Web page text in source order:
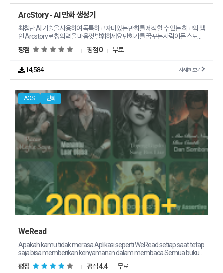
ArcStory - AI 만화 생성기
최첨단 AI 기술을 사용하여 독특하고 재미있는 만화를 제작할 수 있는 최고의 앱
인 Arcstory로 창의력을 마음껏 발휘하세요 만화가를 꿈꾸는 사람이든 스토리
텔러든 아니면 그저 만화를 좋아하는 사람이든 Arcstory는 여러분의 아이디어
를 현실로 구현하는 데 완벽한 도구입니다 그림 실력이 전혀 없어도 몇 분 만에
Arcstory는 고급 AI 알고리즘의 힘을 활용해 사용자의 입력을 기반으로 고품질
만화 스트립을 생성합니다 간단한 설명을 제공하면 AI가 그것을 시각적으로 매
력적인 만화로 바꾸는 모습을 지켜보세요 사용자 정의 가능한 캐릭터 다양한 캐
릭터 디자인 중에서 선택해 스토리에 맞는 독특하고 공감할 수 있는 캐릭터를 만
들어 보세요 동적 패널 및 레이아웃 당사의 AI는 아름다운 아트워크를 만들 뿐만
아니라 원활한 스토리텔링 경험을 위해 동적 패널과 레이아웃을 배열합니다 각
패널은 스토리의 흐름과 영향력을 강화하도록 제작되었습니다 텍스트와 말풍
선 대화 내레이션 사운드 효과를 손쉽게 추가하세요 만화의 분위기와 스타일에
맞게 텍스트와 말풍선을 사용자 지정하세요 쉬운 공유 및 내보내기 여러분의 창
작물을 친구 가족 또는 소셜 미디어 팔로워와 공유하세요 인쇄나 디지털 공유에
적합한 고해상도로 만화 스트립을 내보내세요 커뮤니티 및 협업 만화에 열광하
는 활기찬 커뮤니티에 참여하세요 다른 창작자와 협업하고 여러분의 작품을 공
유하고 다른 사람들의 놀라운 창작물에서 영감을 얻으세요 정기 업데이트 저희
는 ArcStory를 지속적으로 개선하기 위해 노력하고 있습니다 새로운 기능 아트
스타일 콘텐츠가 정기적으로 업데이트되어 창작 여정을 새롭고 신나는 시간으
로 유지하세요 왜 Arcstory인가 사용자 친화적인 인터페이스 초보자와 숙련된
제작자 모두를 위해 설계된 직관적이고 사용하기 쉬운 인터페이스입니다 무한
한 창의성 ArcStory의 AI 기반 창의성을 통해 가능성은 무한합니다 가장 환상
적인 아이디어를 현실로 만들어 보세요 시간과 노력 절약 그림을 그리거나 디자
인하는 데 많은 시간을 들일 필요가 없습니다 ArcStory가 어려운 작업을 처리
하므로 귀하는 스토리텔링에 집중할 수 있습니다 영감과 재미 취미인 교육자 작
가 및 만화를 좋아하는 모든 사람에게 완벽한 책입니다 Arcstory는 스토리텔링
을 재미있고 접근하기 쉽게 만들어줍니다 지금 Arcstory를 다운로드하고 창작
을 시작하세요 Arcstory를 통해 자신의 스토리를 멋진 만화로 바꾸는 수천 명의
Arcstory는 만화와 관련된 모든 것을 만드는 데 필요한 앱입니다 지금 다운로드
평점 평점0 무료
14,584 자세히보기
AOS 만화
WeRead
Apakah kamu tidak merasa Aplikasi seperti WeRead setiap saat tetap
saja bisa memberikan kenyamanan dalam membaca Semua buku
bonus koin emas membaca buku sama sekali tidak perlu
평점 평점4.4 무료